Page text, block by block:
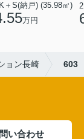
＋S(納戸) (35.98㎡)
万円
ョン長崎 603
い合わせ